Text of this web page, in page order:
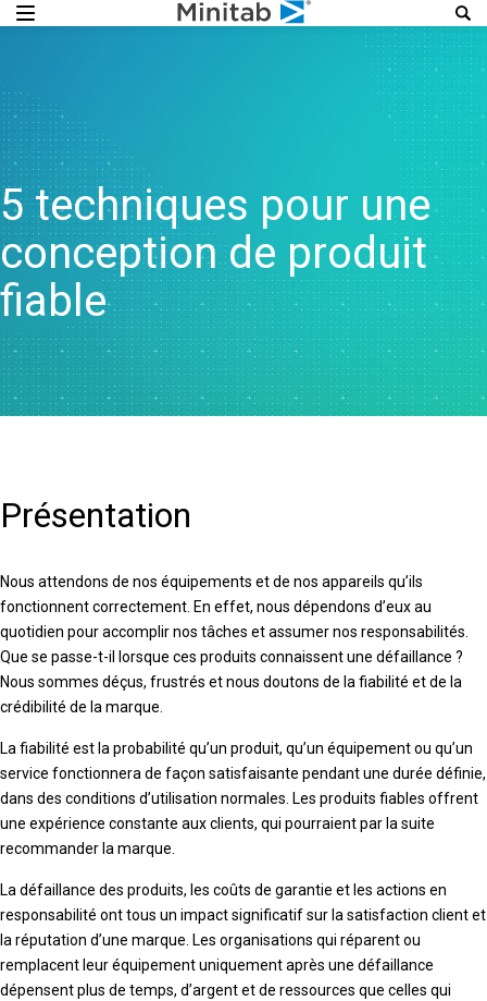
5 techniques pour une
conception de produit
fiable
Présentation
Nous attendons de nos équipements et de nos appareils qu’ils
fonctionnent correctement. En effet, nous dépendons d’eux au
quotidien pour accomplir nos tâches et assumer nos responsabilités.
Que se passe-t-il lorsque ces produits connaissent une défaillance ?
Nous sommes déçus, frustrés et nous doutons de la fiabilité et de la
crédibilité de la marque.
La fiabilité est la probabilité qu’un produit, qu’un équipement ou qu’un
service fonctionnera de façon satisfaisante pendant une durée définie,
dans des conditions d’utilisation normales. Les produits fiables offrent
une expérience constante aux clients, qui pourraient par la suite
recommander la marque.
La défaillance des produits, les coûts de garantie et les actions en
responsabilité ont tous un impact significatif sur la satisfaction client et
la réputation d’une marque. Les organisations qui réparent ou
remplacent leur équipement uniquement après une défaillance
dépensent plus de temps, d’argent et de ressources que celles qui